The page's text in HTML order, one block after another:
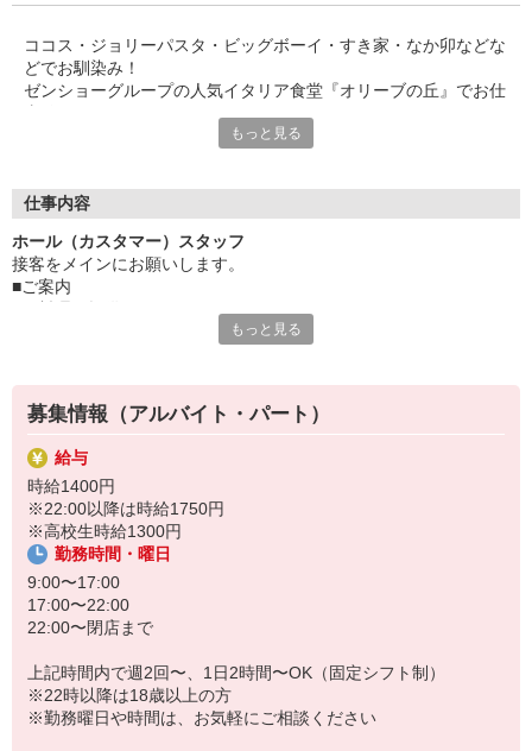
ココス・ジョリーパスタ・ビッグボーイ・すき家・なか卯などな
どでお馴染み！
ゼンショーグループの人気イタリア食堂『オリーブの丘』でお仕
◎イタリアンが好き
万全の研修体制でしっかりとお教えするので
未経験の方も安心してチャレンジしてくださいね！
固定シフトで予定も立てやすい♪
曜日・時間はご相談ください。
「家事の空いた時間に扶養内で」
「土日祝メインで安定収入」
などなど、希望があれば遠慮なくご相談を♪
もっと見る
仕事内容
ホール（カスタマー）スタッフ
接客をメインにお願いします。
■ご案内
もっと見る
募集情報（アルバイト・パート）
給与
時給1400円
※22:00以降は時給1750円
※高校生時給1300円
勤務時間・曜日
9:00〜17:00
17:00〜22:00
22:00〜閉店まで
上記時間内で週2回〜、1日2時間〜OK（固定シフト制）
※22時以降は18歳以上の方
※勤務曜日や時間は、お気軽にご相談ください